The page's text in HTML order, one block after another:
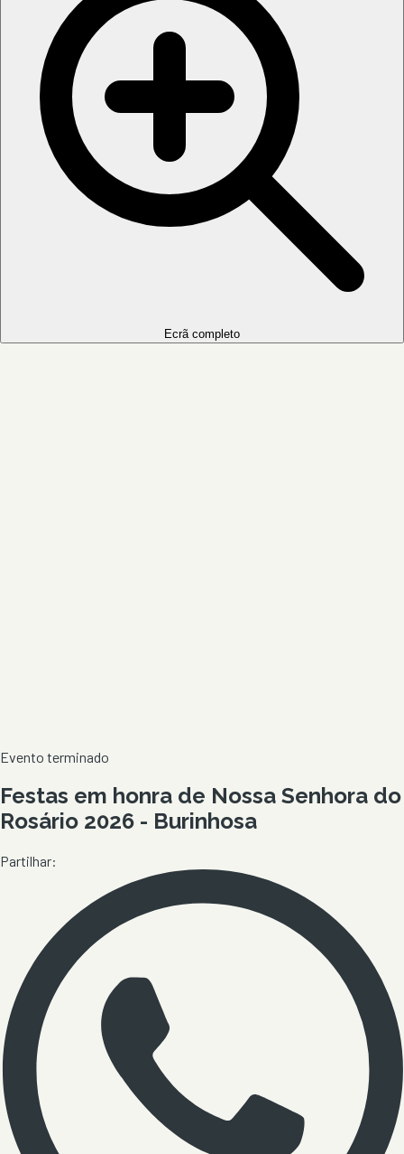
Ecrã completo
Evento terminado
Festas em honra de Nossa Senhora do
Rosário 2026 - Burinhosa
Partilhar: